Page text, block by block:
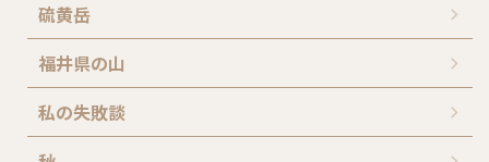
硫黄岳
福井県の山
私の失敗談